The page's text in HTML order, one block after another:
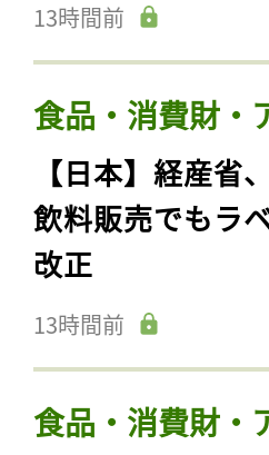
13時間前
食品・消費財・
【日本】経産省
飲料販売でもラ
改正
13時間前
食品・消費財・